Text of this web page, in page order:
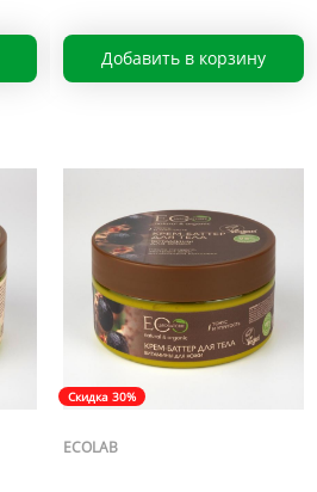
Добавить в корзину
Скидка 30%
ECOLAB